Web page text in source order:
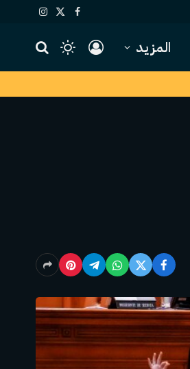
فيسبوك
X
الانستغرام
المزيد